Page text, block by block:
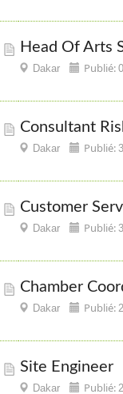
Head Of Arts
Dakar Publié:
Consultant
Dakar Publié:
Customer
Dakar Publié:
Chamber
Dakar Publié:
Site Engineer
Dakar Publié: